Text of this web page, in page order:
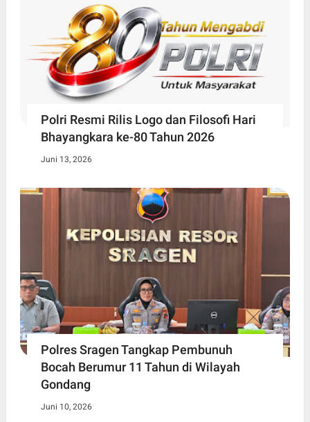
Polri Resmi Rilis Logo dan Filosofi Hari
Bhayangkara ke-80 Tahun 2026
Juni 13, 2026
Polres Sragen Tangkap Pembunuh
Bocah Berumur 11 Tahun di Wilayah
Gondang
Juni 10, 2026